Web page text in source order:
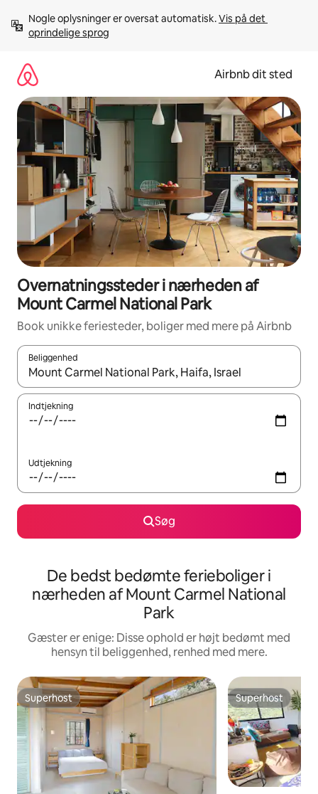
videre
Nogle oplysninger er oversat automatisk. Vis på det
oprindelige sprog
Airbnb dit sted
Overnatningssteder i nærheden af
Mount Carmel National Park
Book unikke feriesteder, boliger med mere på Airbnb
Beliggenhed
Når resultaterne er tilgængelige, skal du navigere med
Indtjekning
Udtjekning
Søg
De bedst bedømte ferieboliger i
nærheden af Mount Carmel National
Park
Gæster er enige: Disse ophold er højt bedømt med
hensyn til beliggenhed, renhed med mere.
Superhost
Superhost Superhost
Superhost